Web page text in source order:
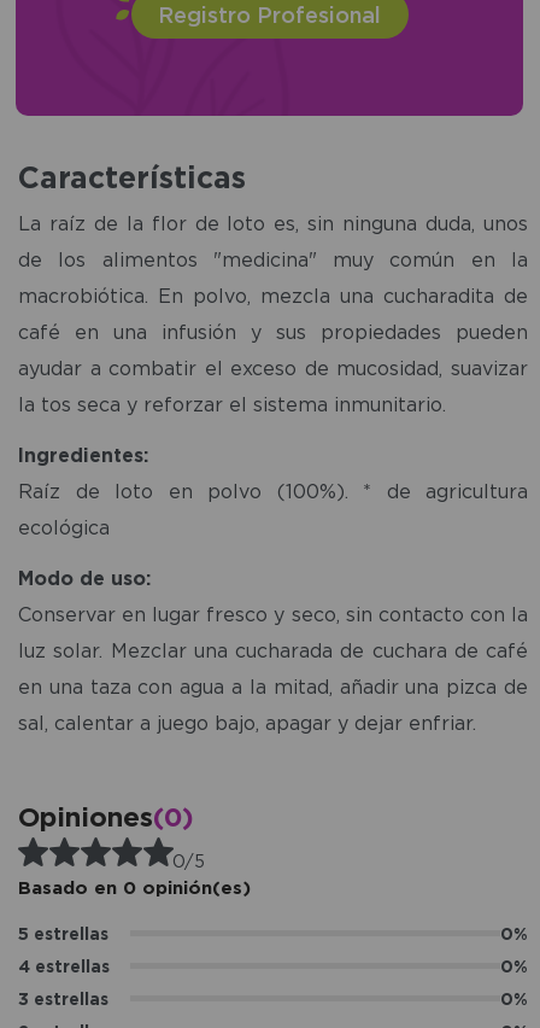
Registro Profesional
Características
La raíz de la flor de loto es, sin ninguna duda, unos
de los alimentos "medicina" muy común en la
macrobiótica. En polvo, mezcla una cucharadita de
café en una infusión y sus propiedades pueden
ayudar a combatir el exceso de mucosidad, suavizar
la tos seca y reforzar el sistema inmunitario.
Ingredientes:
Raíz de loto en polvo (100%). * de agricultura
ecológica
Modo de uso:
Conservar en lugar fresco y seco, sin contacto con la
luz solar. Mezclar una cucharada de cuchara de café
en una taza con agua a la mitad, añadir una pizca de
sal, calentar a juego bajo, apagar y dejar enfriar.
Opiniones(0)
0/5
Basado en 0 opinión(es)
5 estrellas
0%
4 estrellas
0%
3 estrellas
0%